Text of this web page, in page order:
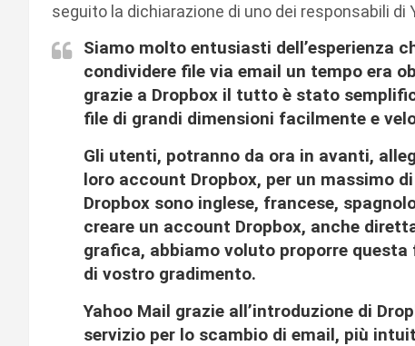
seguito la dichiarazione di uno dei responsabili di
Siamo molto entusiasti dell’esperienza
condividere file via email un tempo era
grazie a Dropbox il tutto è stato
file di grandi dimensioni facilmente e
Gli utenti, potranno da ora in avanti,
loro account Dropbox, per un massimo
Dropbox sono inglese, francese,
creare un account Dropbox, anche
grafica, abbiamo voluto proporre
di vostro gradimento.
Yahoo Mail grazie all’introduzione di
servizio per lo scambio di email, più